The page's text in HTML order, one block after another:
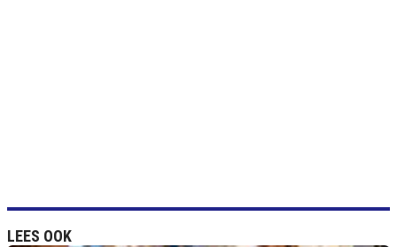
LEES OOK